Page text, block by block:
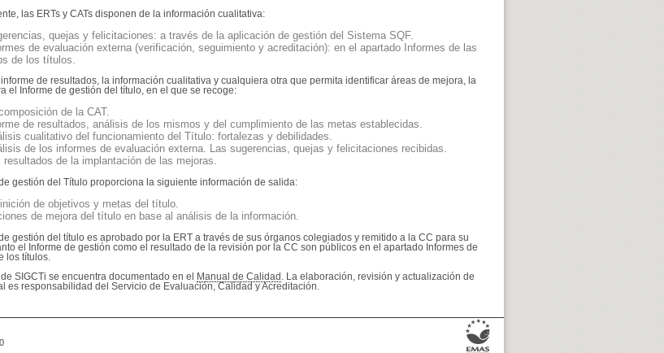
las ERTs y CATs disponen de la información cualitativa:
quejas y felicitaciones: a través de la aplicación de gestión del Sistema SQF.
de evaluación externa (verificación, seguimiento y acreditación): en el apartado Informes de las
de los títulos.
de resultados, la información cualitativa y cualquiera otra que permita identificar áreas de mejora, la
el Informe de gestión del título, en el que se recoge:
de la CAT.
de resultados, análisis de los mismos y del cumplimiento de las metas establecidas.
cualitativo del funcionamiento del Título: fortalezas y debilidades.
de los informes de evaluación externa. Las sugerencias, quejas y felicitaciones recibidas.
resultados de la implantación de las mejoras.
gestión del Título proporciona la siguiente información de salida:
de objetivos y metas del título.
de mejora del título en base al análisis de la información.
gestión del título es aprobado por la ERT a través de sus órganos colegiados y remitido a la CC para su
el Informe de gestión como el resultado de la revisión por la CC son públicos en el apartado Informes de
los títulos.
SIGCTi se encuentra documentado en el
Manual de Calidad
. La elaboración, revisión y actualización de
es responsabilidad del Servicio de Evaluación, Calidad y Acreditación.